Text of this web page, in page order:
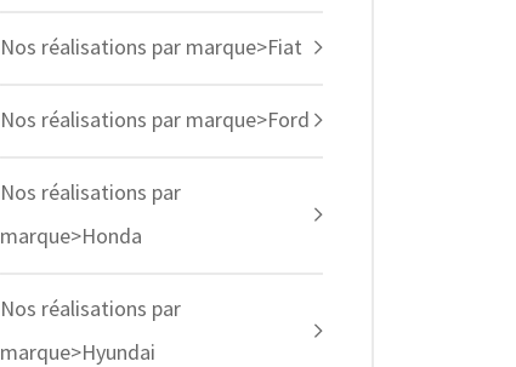
Nos réalisations par marque>Fiat
Nos réalisations par marque>Ford
Nos réalisations par
marque>Honda
Nos réalisations par
marque>Hyundai